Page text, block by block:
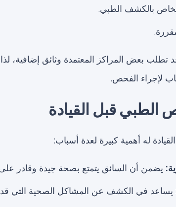
بالكشف الطبي.
تطلب بعض المراكز المعتمدة وثائق إضافية،
لإجراء الفحص.
الطبي قبل القيادة
له أهمية كبيرة لعدة أسباب:
يضمن أن السائق يتمتع بصحة جيدة وقادر على
يساعد في الكشف عن المشاكل الصحية التي